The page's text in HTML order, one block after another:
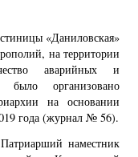
«Даниловская»
на территории
аварийных и
организовано
на основании
года (журнал № 56).
наместник